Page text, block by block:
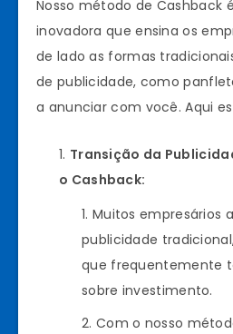
Nosso método de Cashback
inovadora que ensina os
de lado as formas
de publicidade, como
a anunciar com você. Aqui
Transição da
o Cashback:
Muitos empresários
publicidade
que frequentemente
sobre investimento.
Com o nosso